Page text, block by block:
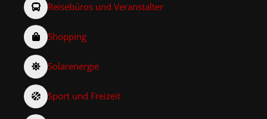
Reisebüros und Veranstalter
Shopping
Solarenergie
Sport und Freizeit